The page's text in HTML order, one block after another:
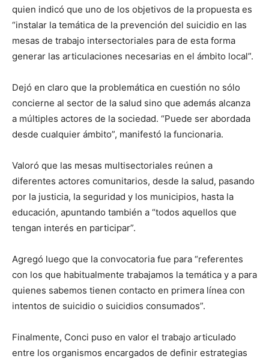
quien indicó que uno de los objetivos de la propuesta es
“instalar la temática de la prevención del suicidio en las
mesas de trabajo intersectoriales para de esta forma
generar las articulaciones necesarias en el ámbito local”.
Dejó en claro que la problemática en cuestión no sólo
concierne al sector de la salud sino que además alcanza
a múltiples actores de la sociedad. “Puede ser abordada
desde cualquier ámbito”, manifestó la funcionaria.
Valoró que las mesas multisectoriales reúnen a
diferentes actores comunitarios, desde la salud, pasando
por la justicia, la seguridad y los municipios, hasta la
educación, apuntando también a “todos aquellos que
tengan interés en participar”.
Agregó luego que la convocatoria fue para “referentes
con los que habitualmente trabajamos la temática y a para
quienes sabemos tienen contacto en primera línea con
intentos de suicidio o suicidios consumados”.
Finalmente, Conci puso en valor el trabajo articulado
entre los organismos encargados de definir estrategias